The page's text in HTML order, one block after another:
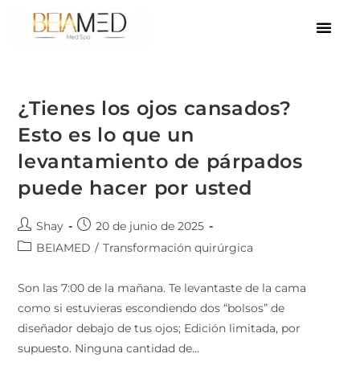
¿Tienes los ojos cansados?
Esto es lo que un
levantamiento de párpados
puede hacer por usted
Shay
20 de junio de 2025
BEIAMED / Transformación quirúrgica
Son las 7:00 de la mañana. Te levantaste de la cama
como si estuvieras escondiendo dos “bolsos” de
diseñador debajo de tus ojos; Edición limitada, por
supuesto. Ninguna cantidad de…